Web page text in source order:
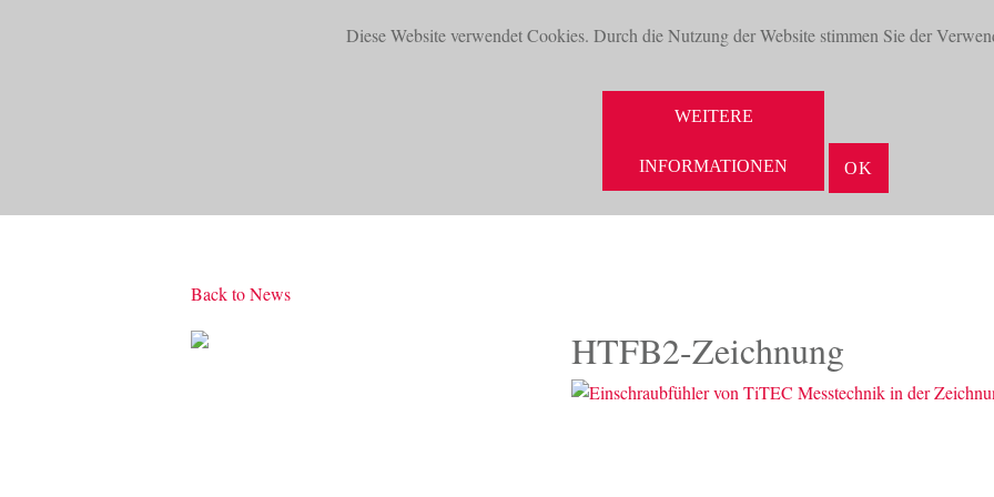
Diese Website verwendet Cookies. Durch die Nutzung der Website stimmen Sie der
WEITERE
INFORMATIONEN OK
Back to News
HTFB2-Zeichnung